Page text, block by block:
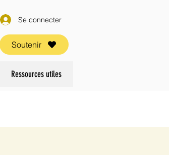
Se connecter
Soutenir
Ressources utiles